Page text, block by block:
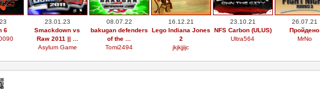
6
23.01.23
Smackdown vs
Raw 2011 || ...
Asylum Game
08.07.22
bakugan defenders
of the ...
Tomi2494
16.12.21
Lego Indiana Jones
2
jkjkjjijc
23.10.21
NFS Carbon (ULUS)
Ultra564
26.07.21
Пройдено
MrNo